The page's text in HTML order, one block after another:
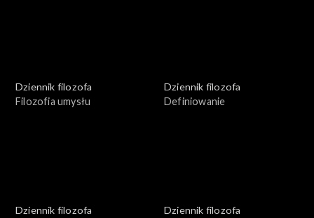
Dziennik filozofa
Filozofia umysłu
Dziennik filozofa
Definiowanie
Dziennik filozofa
Dziennik filozofa